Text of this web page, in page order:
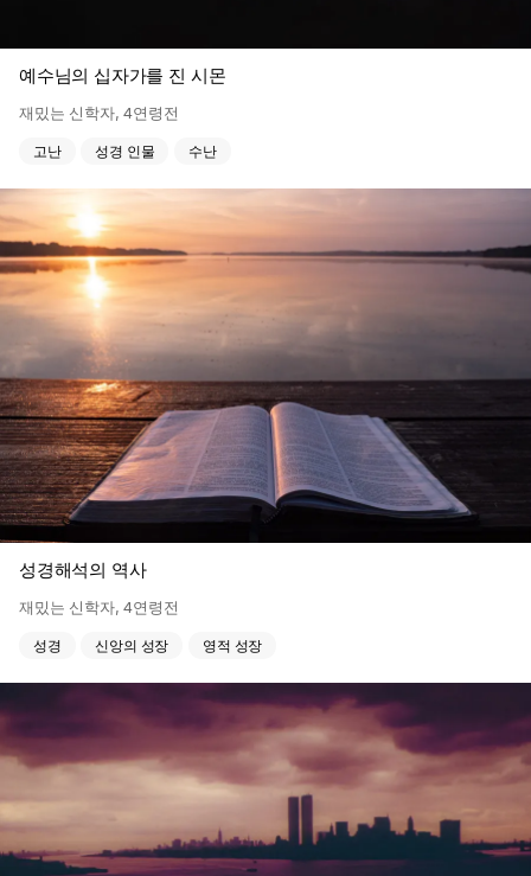
예수님의 십자가를 진 시몬
재밌는 신학자,4연령전
고난 성경 인물 수난
성경해석의 역사
재밌는 신학자,4연령전
성경 신앙의 성장 영적 성장